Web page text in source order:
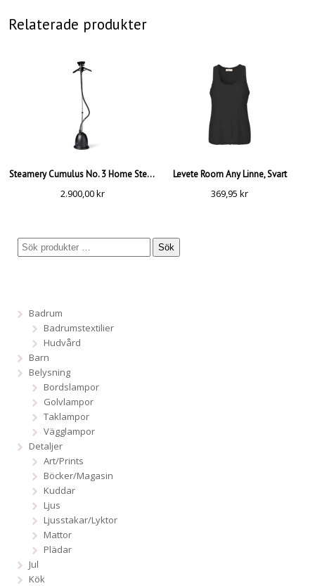
Relaterade produkter
Steamery Cumulus No. 3 Home Steamer, Black
2.900,00kr
Levete Room Any Linne, Svart
369,95 kr
Sök
Badrum
Badrumstextilier
Hudvård
Barn
Belysning
Bordslampor
Golvlampor
Taklampor
Vägglampor
Detaljer
Art/Prints
Böcker/Magasin
Kuddar
Ljus
Ljusstakar/Lyktor
Mattor
Plädar
Jul
Kök